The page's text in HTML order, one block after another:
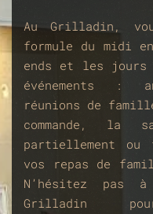
Au Grilladin,
formule du midi
ends et les jours
événements :
réunions de
commande,
partiellement ou
vos repas de
N’hésitez pas
Grilladin